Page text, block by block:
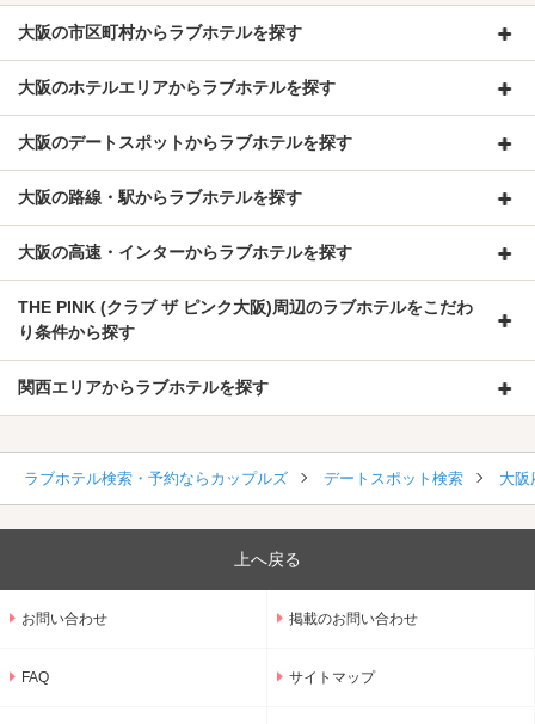
大阪の市区町村からラブホテルを探す
大阪のホテルエリアからラブホテルを探す
大阪のデートスポットからラブホテルを探す
大阪の路線・駅からラブホテルを探す
大阪の高速・インターからラブホテルを探す
THE PINK (クラブ ザ ピンク大阪)周辺のラブホテルをこだわ
り条件から探す
関西エリアからラブホテルを探す
ラブホテル検索・予約ならカップルズ デートスポット検索 大阪
上へ戻る
お問い合わせ 掲載のお問い合わせ
FAQ サイトマップ